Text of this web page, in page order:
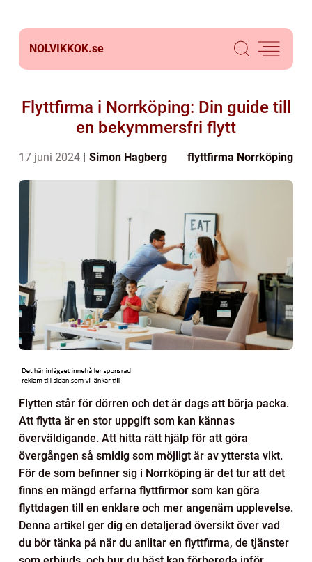
NOLVIKKOK.se
Flyttfirma i Norrköping: Din guide till
en bekymmersfri flytt
17 juni 2024 Simon Hagberg flyttfirma Norrköping
Flytten står för dörren och det är dags att börja packa.
Att flytta är en stor uppgift som kan kännas
överväldigande. Att hitta rätt hjälp för att göra
övergången så smidig som möjligt är av yttersta vikt.
För de som befinner sig i Norrköping är det tur att det
finns en mängd erfarna flyttfirmor som kan göra
flyttdagen till en enklare och mer angenäm upplevelse.
Denna artikel ger dig en detaljerad översikt över vad
du bör tänka på när du anlitar en flyttfirma, de tjänster